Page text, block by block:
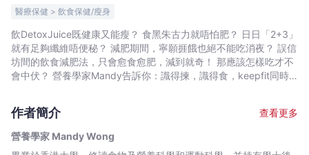
食
營
養
知
-
養
醫療保健 > 飲食保健/瘦身
飲DetoxJuice既健康又能瘦？ 食黑朱古力就唔怕肥？ 日日「2+3」
就有足夠纖維唔便秘？ 減肥期間，寧願捱餓也絕不能吃消夜？ 誤信
坊間的飲食減肥法，只會愈食愈肥，減到就奇！ 那應該怎樣吃才不
會中伏？ 營養學家Mandy告訴你：識得揀，識得食，keepfit同時
伏飲食法，並附多款超簡單的健康美味食譜，讓你從此遠離飲食陷
阱，愈食愈fit！
作者簡介
查看更多
營養學家 Mandy Wong